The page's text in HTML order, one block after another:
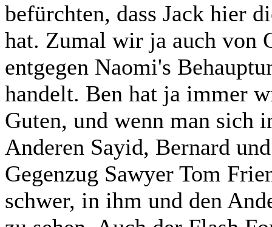
befürchten, dass Jack hier
hat. Zumal wir ja auch von
entgegen Naomi's
handelt. Ben hat ja immer
Guten, und wenn man sich
Anderen Sayid, Bernard
Gegenzug Sawyer Tom
schwer, in ihm und den